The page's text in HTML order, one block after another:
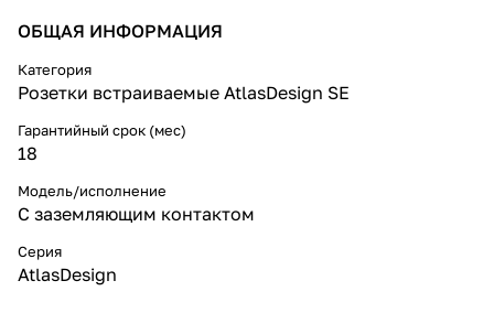
ОБЩАЯ ИНФОРМАЦИЯ
Категория
Розетки встраиваемые AtlasDesign SE
Гарантийный срок (мес)
18
Модель/исполнение
С заземляющим контактом
Серия
AtlasDesign